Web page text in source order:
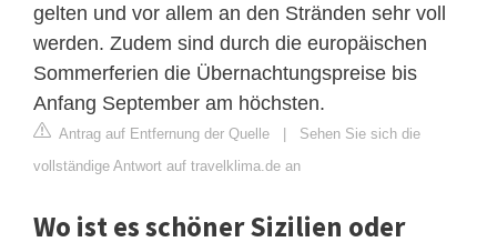
gelten und vor allem an den Stränden sehr voll
werden. Zudem sind durch die europäischen
Sommerferien die Übernachtungspreise bis
Anfang September am höchsten.
Antrag auf Entfernung der Quelle | Sehen Sie sich die
vollständige Antwort auf travelklima.de an
Wo ist es schöner Sizilien oder